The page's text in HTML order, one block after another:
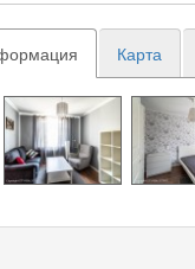
Карта